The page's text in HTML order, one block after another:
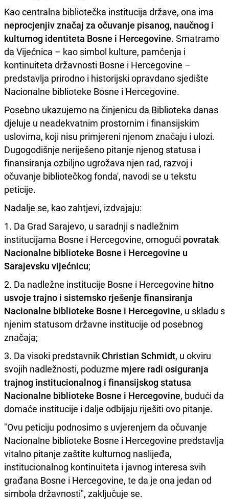
Kao centralna bibliotečka institucija države, ona ima
neprocjenjiv značaj za očuvanje pisanog, naučnog i
kulturnog identiteta Bosne i Hercegovine. Smatramo
da Vijećnica – kao simbol kulture, pamćenja i
kontinuiteta državnosti Bosne i Hercegovine –
predstavlja prirodno i historijski opravdano sjedište
Nacionalne biblioteke Bosne i Hercegovine.
Posebno ukazujemo na činjenicu da Biblioteka danas
djeluje u neadekvatnim prostornim i finansijskim
uslovima, koji nisu primjereni njenom značaju i ulozi.
Dugogodišnje neriješeno pitanje njenog statusa i
finansiranja ozbiljno ugrožava njen rad, razvoj i
očuvanje bibliotečkog fonda', navodi se u tekstu
peticije.
Nadalje se, kao zahtjevi, izdvajaju:
1. Da Grad Sarajevo, u saradnji s nadležnim
institucijama Bosne i Hercegovine, omogući povratak
Nacionalne biblioteke Bosne i Hercegovine u
Sarajevsku vijećnicu;
2. Da nadležne institucije Bosne i Hercegovine hitno
usvoje trajno i sistemsko rješenje finansiranja
Nacionalne biblioteke Bosne i Hercegovine, u skladu s
njenim statusom državne institucije od posebnog
značaja;
3. Da visoki predstavnikChristian Schmidt, u okviru
svojih nadležnosti, poduzme mjere radi osiguranja
trajnog institucionalnog i finansijskog statusa
Nacionalne biblioteke Bosne i Hercegovine, budući da
domaće institucije i dalje odbijaju riješiti ovo pitanje.
"Ovu peticiju podnosimo s uvjerenjem da očuvanje
Nacionalne biblioteke Bosne i Hercegovine predstavlja
vitalno pitanje zaštite kulturnog naslijeđa,
institucionalnog kontinuiteta i javnog interesa svih
građana Bosne i Hercegovine, te da je ona jedan od
simbola državnosti", zaključuje se.